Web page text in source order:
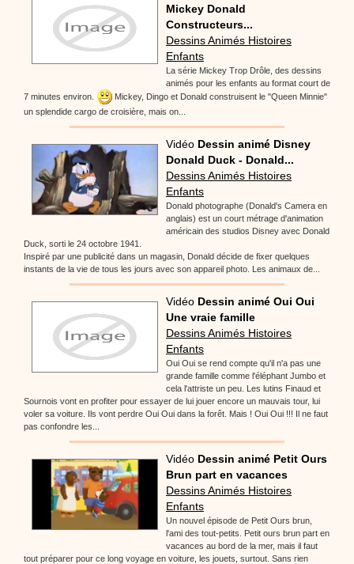
Mickey Donald
Constructeurs...
Dessins Animés Histoires
Enfants
La série Mickey Trop Drôle, des dessins
animés pour les enfants au format court de
7 minutes environ.
Mickey, Dingo et Donald construisent le "Queen Minnie"
un splendide cargo de croisière, mais on...
Vidéo Dessin animé Disney
Donald Duck - Donald...
Dessins Animés Histoires
Enfants
Donald photographe (Donald's Camera en
anglais) est un court métrage d'animation
américain des studios Disney avec Donald
Duck, sorti le 24 octobre 1941.
Inspiré par une publicité dans un magasin, Donald décide de fixer quelques
instants de la vie de tous les jours avec son appareil photo. Les animaux de...
Vidéo Dessin animé Oui Oui
Une vraie famille
Dessins Animés Histoires
Enfants
Oui Oui se rend compte qu'il n'a pas une
grande famille comme l'éléphant Jumbo et
cela l'attriste un peu. Les lutins Finaud et
Sournois vont en profiter pour essayer de lui jouer encore un mauvais tour, lui
voler sa voiture. Ils vont perdre Oui Oui dans la forêt. Mais ! Oui Oui !!! Il ne faut
pas confondre les...
Vidéo Dessin animé Petit Ours
Brun part en vacances
Dessins Animés Histoires
Enfants
Un nouvel épisode de Petit Ours brun,
l'ami des tout-petits. Petit ours brun part en
vacances au bord de la mer, mais il faut
tout préparer pour ce long voyage en voiture, les jouets, surtout. Sans rien